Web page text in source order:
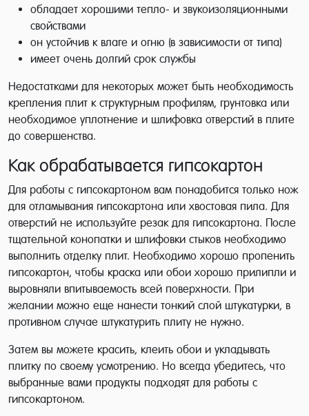
обладает хорошими тепло- и звукоизоляционными
свойствами
он устойчив к влаге и огню (в зависимости от типа)
имеет очень долгий срок службы
Недостатками для некоторых может быть необходимость
крепления плит к структурным профилям, грунтовка или
необходимое уплотнение и шлифовка отверстий в плите
до совершенства.
Как обрабатывается гипсокартон
Для работы с гипсокартоном вам понадобится только нож
для отламывания гипсокартона или хвостовая пила. Для
отверстий не используйте резак для гипсокартона. После
тщательной конопатки и шлифовки стыков необходимо
выполнить отделку плит. Необходимо хорошо пропенить
гипсокартон, чтобы краска или обои хорошо прилипли и
выровняли впитываемость всей поверхности. При
желании можно еще нанести тонкий слой штукатурки, в
противном случае штукатурить плиту не нужно.
Затем вы можете красить, клеить обои и укладывать
плитку по своему усмотрению. Но всегда убедитесь, что
выбранные вами продукты подходят для работы с
гипсокартоном.